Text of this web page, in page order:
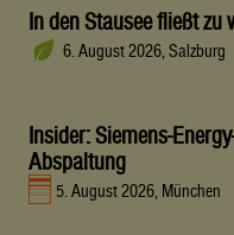
In den Stausee fließt zu
6. August 2026, Salzburg
Insider: Siemens-
Abspaltung
5. August 2026, München